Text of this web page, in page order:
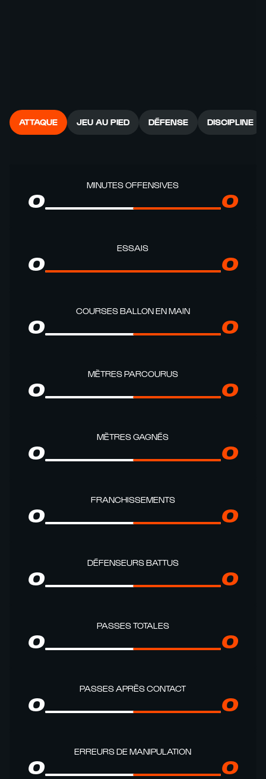
ATTAQUE JEU AU PIED DÉFENSE DISCIPLINE
MINUTES OFFENSIVES
0 0
ESSAIS
0 0
COURSES BALLON EN MAIN
0 0
MÈTRES PARCOURUS
0 0
MÈTRES GAGNÉS
0 0
FRANCHISSEMENTS
0 0
DÉFENSEURS BATTUS
0 0
PASSES TOTALES
0 0
PASSES APRÈS CONTACT
0 0
ERREURS DE MANIPULATION
0 0